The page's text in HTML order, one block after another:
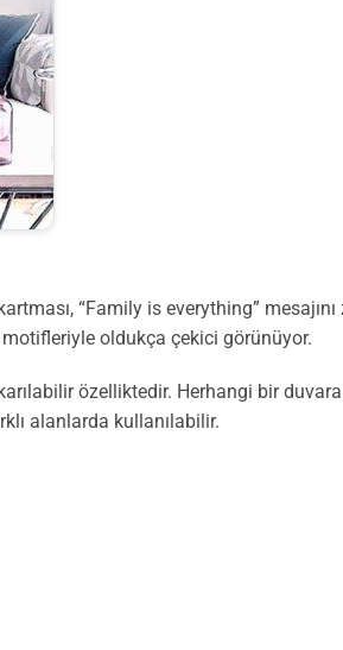
“Family is everything”
motifleriyle oldukça çekici görünüyor.
özelliktedir. Herhangi bir
alanlarda kullanılabilir.